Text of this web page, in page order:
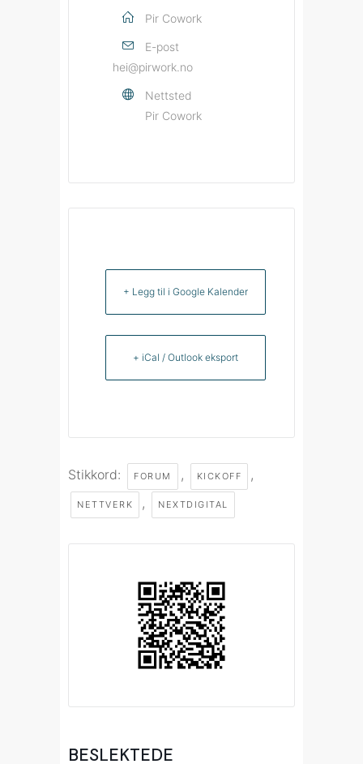
Pir Cowork
E-post
hei@pirwork.no
Nettsted
Pir Cowork
+ Legg til i Google Kalender
+ iCal / Outlook eksport
Stikkord: FORUM , KICKOFF ,
NETTVERK , NEXTDIGITAL
BESLEKTEDE